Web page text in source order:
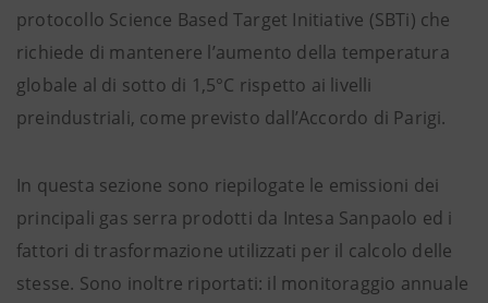
protocollo Science Based Target Initiative (SBTi) che
richiede di mantenere l’aumento della temperatura
globale al di sotto di 1,5°C rispetto ai livelli
preindustriali, come previsto dall’Accordo di Parigi.
In questa sezione sono riepilogate le emissioni dei
principali gas serra prodotti da Intesa Sanpaolo ed i
fattori di trasformazione utilizzati per il calcolo delle
stesse. Sono inoltre riportati: il monitoraggio annuale